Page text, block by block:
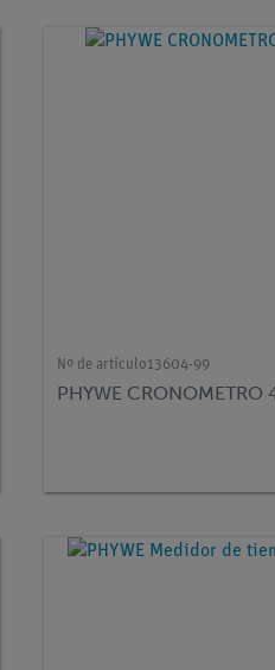
Nº de artículo13604-99
PHYWE CRONOMETRO